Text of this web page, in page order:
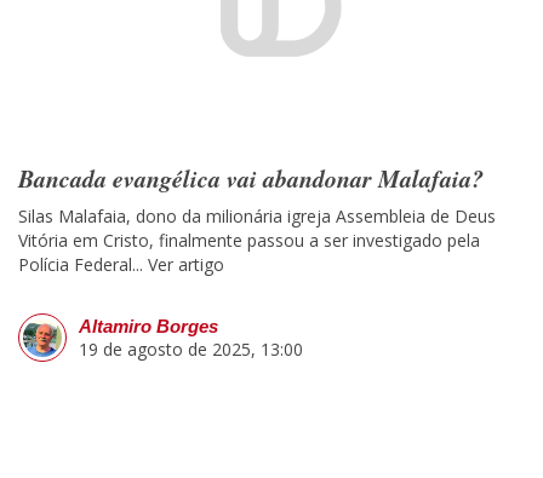
Bancada evangélica vai abandonar Malafaia?
Silas Malafaia, dono da milionária igreja Assembleia de Deus
Vitória em Cristo, finalmente passou a ser investigado pela
Polícia Federal... Ver artigo
Altamiro Borges
19 de agosto de 2025, 13:00